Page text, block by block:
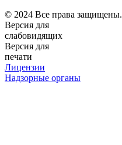
© 2024 Все права защищены.
Версия для
слабовидящих
Версия для
печати
Лицензии
Надзорные органы